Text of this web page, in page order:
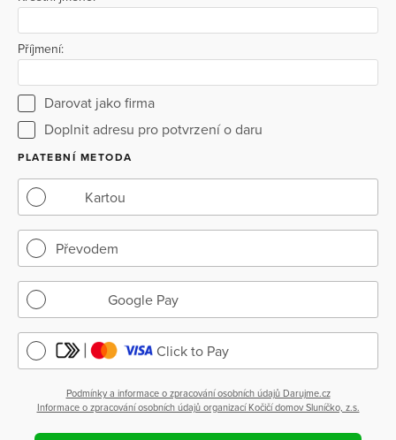
Příjmení:
Darovat jako firma
Doplnit adresu pro potvrzení o daru
PLATEBNÍ METODA
Kartou
Převodem
Google Pay
Click to Pay
Podmínky a informace o zpracování osobních údajů Darujme.cz
Informace o zpracování osobních údajů organizací Kočičí domov Sluníčko, z.s.